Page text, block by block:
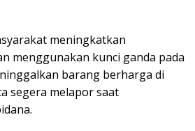
meningkatkan
menggunakan kunci ganda pada
barang berharga di
segera melapor saat